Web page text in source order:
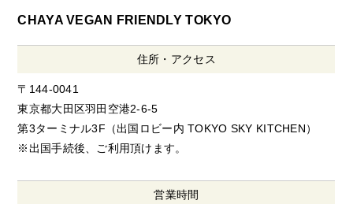
CHAYA VEGAN FRIENDLY TOKYO
住所・アクセス
〒144-0041
東京都大田区羽田空港2-6-5
第3ターミナル3F（出国ロビー内 TOKYO SKY KITCHEN）
※出国手続後、ご利用頂けます。
営業時間